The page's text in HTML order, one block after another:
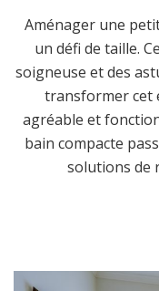
Aménager une
un défi de taille.
soigneuse et des
transformer cet
agréable et
bain compacte
solutions de